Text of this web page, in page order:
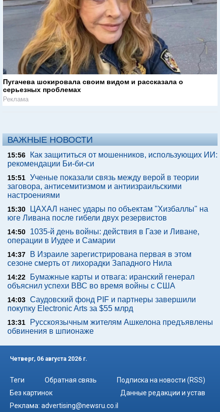
Пугачева шокировала своим видом и рассказала о
серьезных проблемах
Реклама
ВАЖНЫЕ НОВОСТИ
15:56
Как защититься от мошенников, использующих ИИ:
рекомендации Би-би-си
15:51 Ученые показали связь между верой в теории
заговора, антисемитизмом и антиизраильскими
настроениями
15:30
ЦАХАЛ нанес удары по объектам "Хизбаллы" на
юге Ливана после гибели двух резервистов
14:50
1035-й день войны: действия в Газе и Ливане,
операции в Иудее и Самарии
14:37
В Израиле зарегистрирована первая в этом
сезоне смерть от лихорадки Западного Нила
14:22
Бумажные карты и отвага: иранский генерал
объяснил успехи ВВС во время войны с США
14:03 Саудовский фонд PIF и партнеры завершили
покупку Electronic Arts за $55 млрд
13:31
Русскоязычным жителям Ашкелона предъявлены
обвинения в шпионаже
Четверг, 06 августа 2026 г.
Теги Обратная связь
Подписка на новости (RSS)
Без картинок
Данные редакции и устав
Реклама: advertising@newsru.co.il